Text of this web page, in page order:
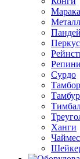
Сурдо
Ханги
Чаймес